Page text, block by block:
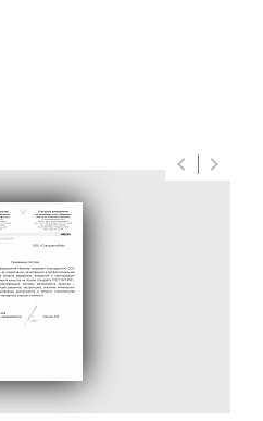
keyboard_arrow_leftPrevious
keyboard_arrow_rightNext